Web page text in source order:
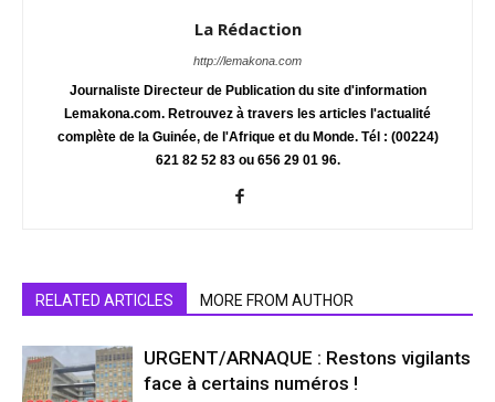
La Rédaction
http://lemakona.com
Journaliste Directeur de Publication du site d'information
Lemakona.com. Retrouvez à travers les articles l'actualité
complète de la Guinée, de l'Afrique et du Monde. Tél : (00224)
621 82 52 83 ou 656 29 01 96.
RELATED ARTICLES MORE FROM AUTHOR
URGENT/ARNAQUE : Restons vigilants
face à certains numéros !